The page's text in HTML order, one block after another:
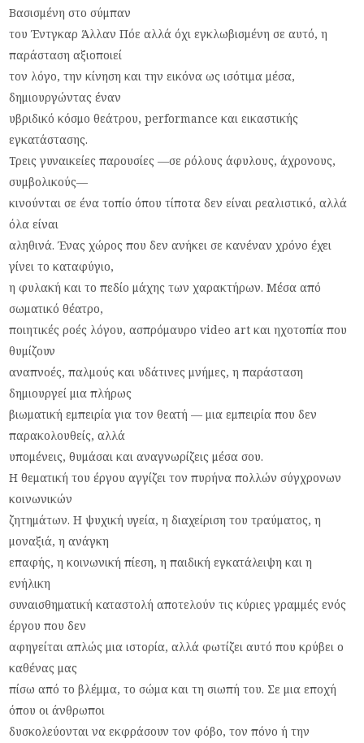
Βασισμένη στο σύμπαν
του Έντγκαρ Άλλαν Πόε αλλά όχι εγκλωβισμένη σε αυτό, η
παράσταση αξιοποιεί
τον λόγο, την κίνηση και την εικόνα ως ισότιμα μέσα,
δημιουργώντας έναν
υβριδικό κόσμο θεάτρου, performance και εικαστικής
εγκατάστασης.
Τρεις γυναικείες παρουσίες —σε ρόλους άφυλους, άχρονους,
συμβολικούς—
κινούνται σε ένα τοπίο όπου τίποτα δεν είναι ρεαλιστικό, αλλά
όλα είναι
αληθινά. Ένας χώρος που δεν ανήκει σε κανέναν χρόνο έχει
γίνει το καταφύγιο,
η φυλακή και το πεδίο μάχης των χαρακτήρων. Μέσα από
σωματικό θέατρο,
ποιητικές ροές λόγου, ασπρόμαυρο video art και ηχοτοπία που
θυμίζουν
αναπνοές, παλμούς και υδάτινες μνήμες, η παράσταση
δημιουργεί μια πλήρως
βιωματική εμπειρία για τον θεατή — μια εμπειρία που δεν
παρακολουθείς, αλλά
υπομένεις, θυμάσαι και αναγνωρίζεις μέσα σου.
Η θεματική του έργου αγγίζει τον πυρήνα πολλών σύγχρονων
κοινωνικών
ζητημάτων. Η ψυχική υγεία, η διαχείριση του τραύματος, η
μοναξιά, η ανάγκη
επαφής, η κοινωνική πίεση, η παιδική εγκατάλειψη και η
ενήλικη
συναισθηματική καταστολή αποτελούν τις κύριες γραμμές ενός
έργου που δεν
αφηγείται απλώς μια ιστορία, αλλά φωτίζει αυτό που κρύβει ο
καθένας μας
πίσω από το βλέμμα, το σώμα και τη σιωπή του. Σε μια εποχή
όπου οι άνθρωποι
δυσκολεύονται να εκφράσουν τον φόβο, τον πόνο ή την